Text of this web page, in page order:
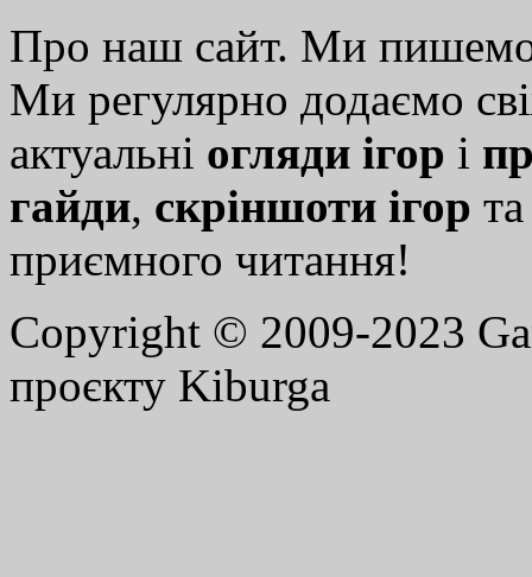
Про наш сайт. Ми
Ми регулярно додаємо
актуальні огляди ігор і
гайди, скріншоти ігор
приємного читання!
Copyright © 2009-2023
проєкту Kiburga